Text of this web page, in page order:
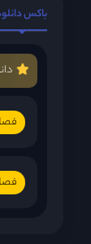
باکس
فصل 1 -
فصل 1 -